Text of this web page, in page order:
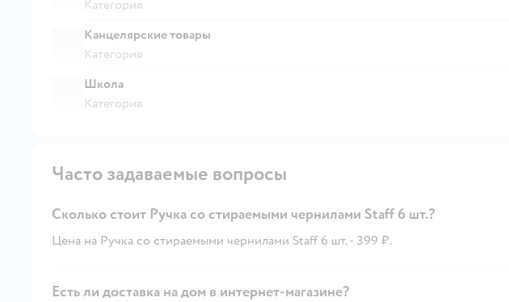
Категория
Канцелярские товары
Категория
Школа
Категория
Часто задаваемые вопросы
Сколько стоит Ручка со стираемыми чернилами Staff 6 шт.?
Цена на Ручка со стираемыми чернилами Staff 6 шт. - 399 ₽.
Есть ли доставка на дом в интернет-магазине?